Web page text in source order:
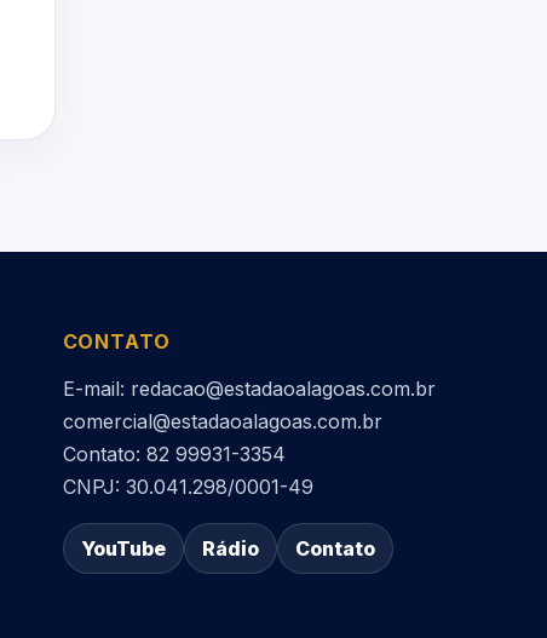
CONTATO
E-mail: redacao@estadaoalagoas.com.br
comercial@estadaoalagoas.com.br
Contato: 82 99931-3354
CNPJ: 30.041.298/0001-49
YouTube Rádio Contato